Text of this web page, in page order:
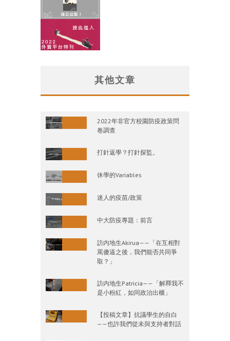
其他文章
2022年非官方校園防疫政策問
卷調查
打針返學？打針探監。
休學的Variables
迷人的疫苗/政策
中大防疫專題：前言
訪内地生Akirua——「在互相對
罵傻逼之後，我們能否共同爭
取？」
訪内地生Patricia——「解釋我不
是小粉紅，如同政治出櫃」
【投稿文章】抗議學生的自白
——也許我們從未與支持者對話